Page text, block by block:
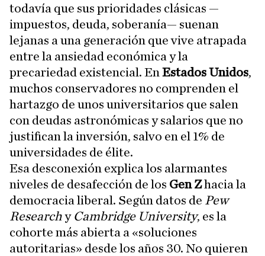
todavía que sus prioridades clásicas —
impuestos, deuda, soberanía— suenan
lejanas a una generación que vive atrapada
entre la ansiedad económica y la
precariedad existencial. En Estados Unidos,
muchos conservadores no comprenden el
hartazgo de unos universitarios que salen
con deudas astronómicas y salarios que no
justifican la inversión, salvo en el 1% de
universidades de élite.
Esa desconexión explica los alarmantes
niveles de desafección de los Gen Zhacia la
democracia liberal. Según datos de Pew
Researchy Cambridge University, es la
cohorte más abierta a «soluciones
autoritarias» desde los años 30. No quieren